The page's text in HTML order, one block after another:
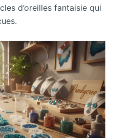
d’oreilles fantaisie qui